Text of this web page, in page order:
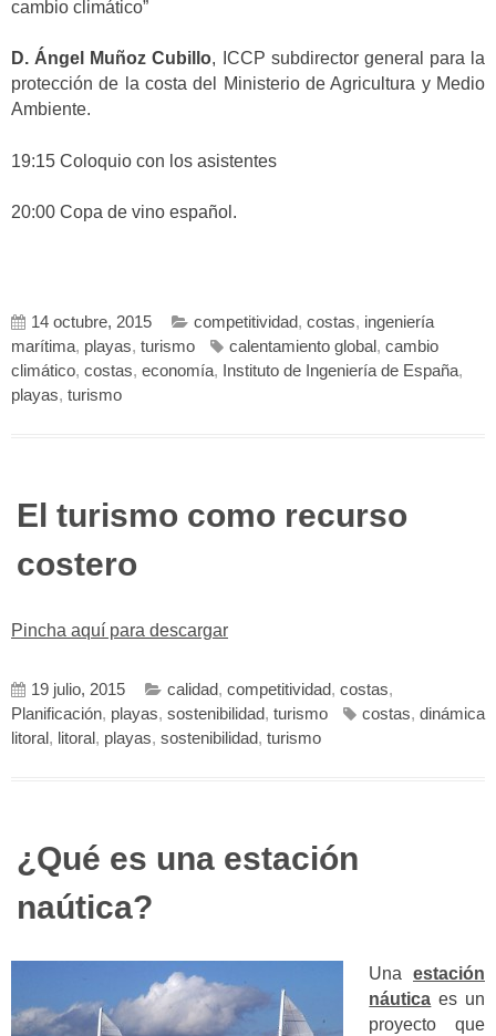
cambio climático”
D. Ángel Muñoz Cubillo, ICCP subdirector general para la
protección de la costa del Ministerio de Agricultura y Medio
Ambiente.
19:15 Coloquio con los asistentes
20:00 Copa de vino español.
14 octubre, 2015 competitividad, costas, ingeniería
marítima, playas, turismo calentamiento global , cambio
climático, costas, economía, Instituto de Ingeniería de España,
playas, turismo
El turismo como recurso
costero
Pincha aquí para descargar
19 julio, 2015 calidad, competitividad, costas,
Planificación, playas, sostenibilidad, turismo costas, dinámica
litoral , litoral , playas, sostenibilidad, turismo
¿Qué es una estación
naútica?
Una estación
náutica es un
proyecto que